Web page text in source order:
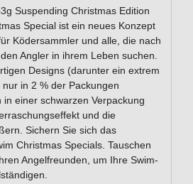
Suspending Christmas Edition
Special ist ein neues Konzept
Ködersammler und alle, die nach
Angler in ihrem Leben suchen.
Designs (darunter ein extrem
in 2 % der Packungen
einer schwarzen Verpackung
und die
Sichern Sie sich das
Christmas Specials. Tauschen
Angelfreunden, um Ihre Swim-